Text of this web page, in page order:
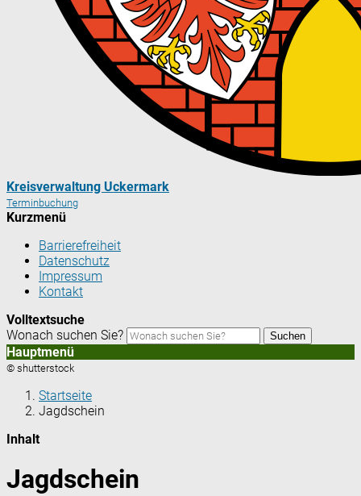
Kreisverwaltung Uckermark
Terminbuchung
Kurzmenü
Barrierefreiheit
Datenschutz
Impressum
Kontakt
Volltextsuche
Wonach suchen Sie?
Suchen
Hauptmenü
© shutterstock
Startseite
Jagdschein
Inhalt
Jagdschein